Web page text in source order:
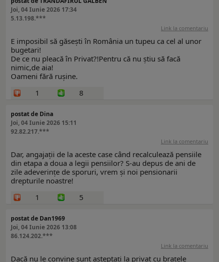
Joi, 04 Iunie 2026 17:34
5.13.198.***
Link la comentariu
E imposibil să găsești în România un tupeu ca cel al unor
bugetari!
De ce nu pleacă în Privat?!Pentru că nu știu să facă
nimic,de aia!
Oameni fără rușine.
1
8
postat de Dina
Joi, 04 Iunie 2026 15:11
92.82.217.***
Link la comentariu
Dar, angajații de la aceste case când recalculează pensiile
din etapa a doua a legii pensiilor? S-au depus de ani de
zile adeverințe de sporuri, vrem și noi pensionarii
drepturile noastre!
1
5
postat de Dan1969
Joi, 04 Iunie 2026 13:08
86.124.202.***
Link la comentariu
Dacă nu le convine sunt așteptați la privat cu brațele